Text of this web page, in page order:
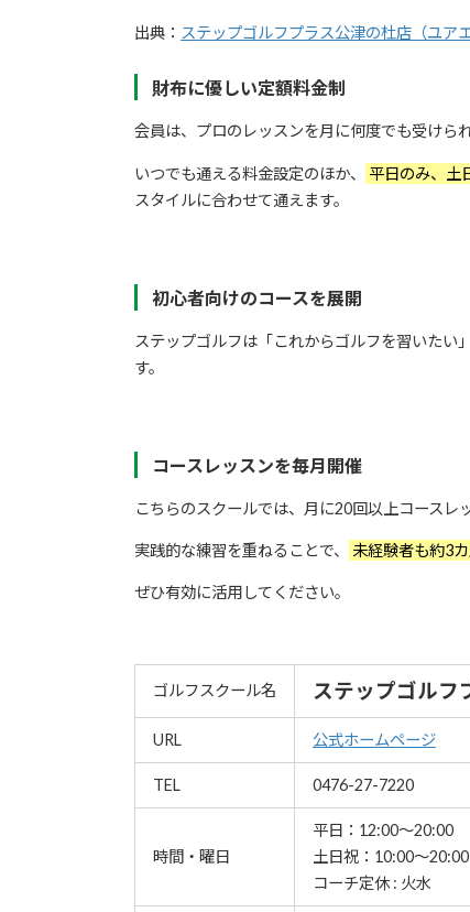
出典： ステップゴルフプラス公津の杜店（ユア
財布に優しい定額料金制
会員は、プロのレッスンを月に何度でも受けられ
いつでも通える料金設定のほか、 平日のみ、土
スタイルに合わせて通えます。
初心者向けのコースを展開
ステップゴルフは「これからゴルフを習いたい
す。
コースレッスンを毎月開催
こちらのスクールでは、月に20回以上コースレ
実践的な練習を重ねることで、 未経験者も約3
ぜひ有効に活用してください。
ゴルフスクール名 ステップゴルフ
URL 公式ホームページ
TEL 0476-27-7220
時間・曜日
平日：12:00～20:00
土日祝：10:00～20:00
コーチ定休 : 火水